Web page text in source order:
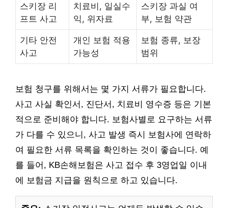
스키장 리
프트 사고
치료비, 일실수
익, 위자료
스키장 과실 여
부, 보험 약관
기타 안전
사고
개인 보험 적용
가능성
보험 종류, 보장
범위
보험 청구를 위해서는 몇 가지 서류가 필요합니다.
사고 사실 확인서, 진단서, 치료비 영수증 등은 기본
적으로 준비해야 합니다. 보험사별로 요구하는 서류
가 다를 수 있으니, 사고 발생 즉시 보험사에 연락하
여 필요한 서류 목록을 확인하는 것이 좋습니다. 예
를 들어, KB손해보험은 사고 접수 후 3영업일 이내
에 보험금 지급을 원칙으로 하고 있습니다.